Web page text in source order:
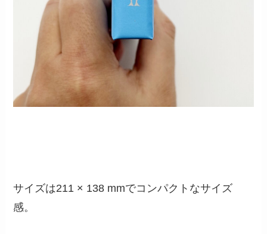
サイズは211 × 138 mmでコンパクトなサイズ
感。